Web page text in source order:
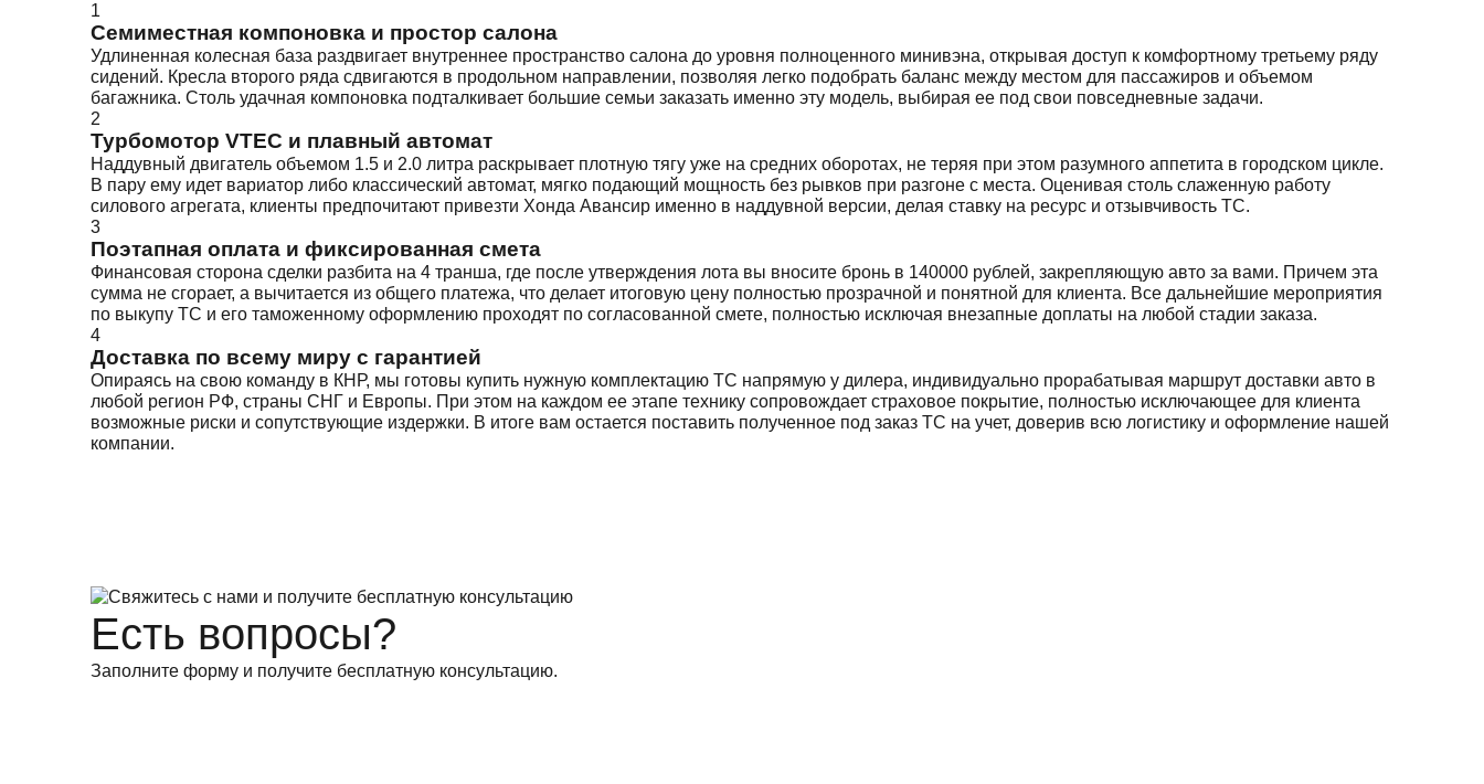
1
Семиместная компоновка и простор салона
Удлиненная колесная база раздвигает внутреннее пространство салона до уровня полноценного минивэна, открывая доступ к комфортному третьему ряду
сидений. Кресла второго ряда сдвигаются в продольном направлении, позволяя легко подобрать баланс между местом для пассажиров и объемом
багажника. Столь удачная компоновка подталкивает большие семьи заказать именно эту модель, выбирая ее под свои повседневные задачи.
2
Турбомотор VTEC и плавный автомат
Наддувный двигатель объемом 1.5 и 2.0 литра раскрывает плотную тягу уже на средних оборотах, не теряя при этом разумного аппетита в городском цикле.
В пару ему идет вариатор либо классический автомат, мягко подающий мощность без рывков при разгоне с места. Оценивая столь слаженную работу
силового агрегата, клиенты предпочитают привезти Хонда Авансир именно в наддувной версии, делая ставку на ресурс и отзывчивость ТС.
3
Поэтапная оплата и фиксированная смета
Финансовая сторона сделки разбита на 4 транша, где после утверждения лота вы вносите бронь в 140000 рублей, закрепляющую авто за вами. Причем эта
сумма не сгорает, а вычитается из общего платежа, что делает итоговую цену полностью прозрачной и понятной для клиента. Все дальнейшие мероприятия
по выкупу ТС и его таможенному оформлению проходят по согласованной смете, полностью исключая внезапные доплаты на любой стадии заказа.
4
Доставка по всему миру с гарантией
Опираясь на свою команду в КНР, мы готовы купить нужную комплектацию ТС напрямую у дилера, индивидуально прорабатывая маршрут доставки авто в
любой регион РФ, страны СНГ и Европы. При этом на каждом ее этапе технику сопровождает страховое покрытие, полностью исключающее для клиента
возможные риски и сопутствующие издержки. В итоге вам остается поставить полученное под заказ ТС на учет, доверив всю логистику и оформление нашей
компании.
Есть вопросы?
Заполните форму и получите бесплатную консультацию.